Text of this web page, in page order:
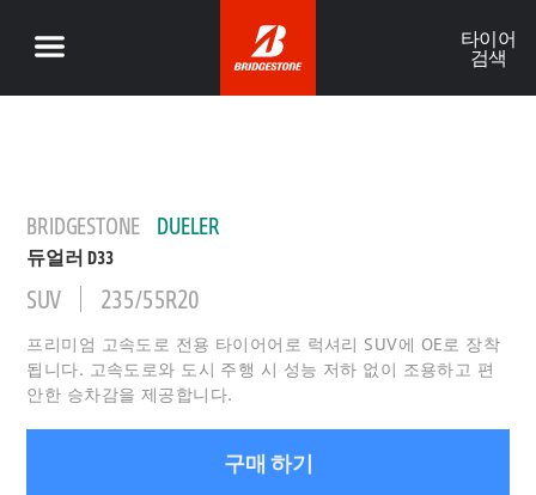
타이어
검색
BRIDGESTONE DUELER
듀얼러 D33
SUV 235/55R20
프리미엄 고속도로 전용 타이어어로 럭셔리 SUV에 OE로 장착
됩니다. 고속도로와 도시 주행 시 성능 저하 없이 조용하고 편
안한 승차감을 제공합니다.
구매 하기